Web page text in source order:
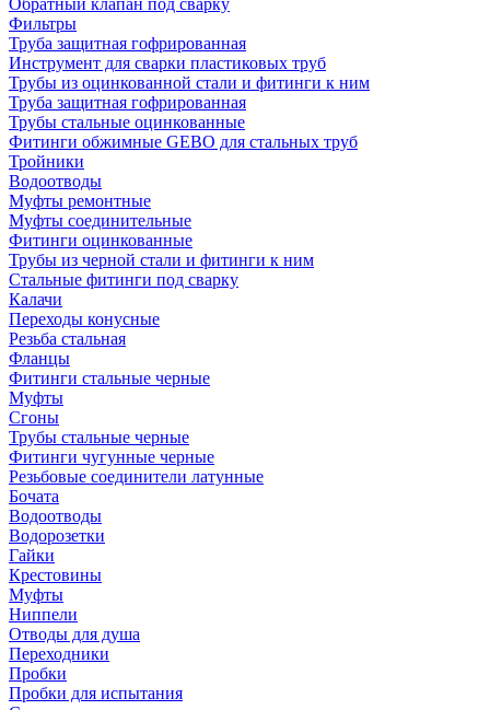
Фильтры
Труба защитная гофрированная
Инструмент для сварки пластиковых труб
Трубы из оцинкованной стали и фитинги к ним
Труба защитная гофрированная
Трубы стальные оцинкованные
Фитинги обжимные GEBO для стальных труб
Тройники
Водоотводы
Муфты ремонтные
Муфты соединительные
Фитинги оцинкованные
Трубы из черной стали и фитинги к ним
Стальные фитинги под сварку
Калачи
Переходы конусные
Резьба стальная
Фланцы
Фитинги стальные черные
Муфты
Сгоны
Трубы стальные черные
Фитинги чугунные черные
Резьбовые соединители латунные
Бочата
Водоотводы
Водорозетки
Гайки
Крестовины
Муфты
Ниппели
Отводы для душа
Переходники
Пробки
Пробки для испытания